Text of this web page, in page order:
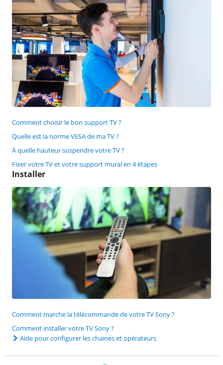
Comment choisir le bon support TV ?
Quelle est la norme VESA de ma TV ?
À quelle hauteur suspendre votre TV ?
Fixer votre TV et votre support mural en 4 étapes
Installer
Comment marche la télécommande de votre TV Sony ?
Comment installer votre TV Sony ?
Aide pour configurer les chaines et opérateurs